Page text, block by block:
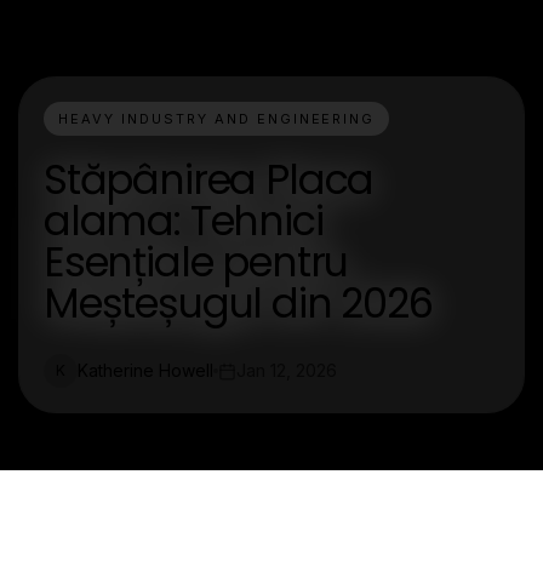
HEAVY INDUSTRY AND ENGINEERING
Stăpânirea Placa
alama: Tehnici
Esențiale pentru
Meșteșugul din 2026